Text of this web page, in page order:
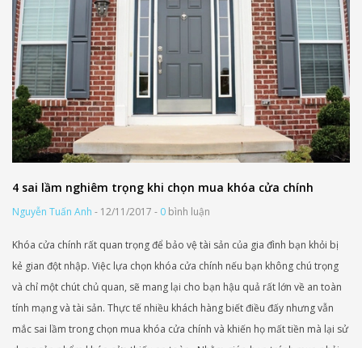
4 sai lầm nghiêm trọng khi chọn mua khóa cửa chính
Nguyễn Tuấn Anh - 12/11/2017 - 0 bình luận
Khóa cửa chính rất quan trọng để bảo vệ tài sản của gia đình bạn khỏi bị
kẻ gian đột nhập. Việc lựa chọn khóa cửa chính nếu bạn không chú trọng
và chỉ một chút chủ quan, sẽ mang lại cho bạn hậu quả rất lớn về an toàn
tính mạng và tài sản. Thực tế nhiều khách hàng biết điều đấy nhưng vẫn
mắc sai lầm trong chọn mua khóa cửa chính và khiến họ mất tiền mà lại sử